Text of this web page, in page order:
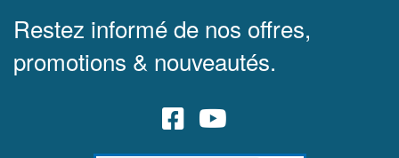
Restez informé de nos offres,
promotions & nouveautés.